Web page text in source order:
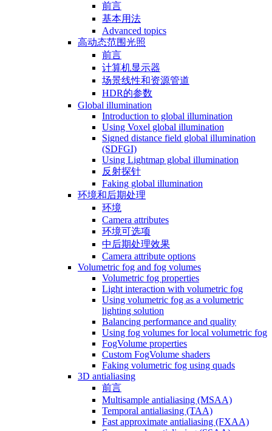
前言
基本用法
Advanced topics
高动态范围光照
前言
计算机显示器
场景线性和资源管道
HDR的参数
Global illumination
Introduction to global illumination
Using Voxel global illumination
Signed distance field global illumination
(SDFGI)
Using Lightmap global illumination
反射探针
Faking global illumination
环境和后期处理
环境
Camera attributes
环境可选项
中后期处理效果
Camera attribute options
Volumetric fog and fog volumes
Volumetric fog properties
Light interaction with volumetric fog
Using volumetric fog as a volumetric
lighting solution
Balancing performance and quality
Using fog volumes for local volumetric fog
FogVolume properties
Custom FogVolume shaders
Faking volumetric fog using quads
3D antialiasing
前言
Multisample antialiasing (MSAA)
Temporal antialiasing (TAA)
Fast approximate antialiasing (FXAA)